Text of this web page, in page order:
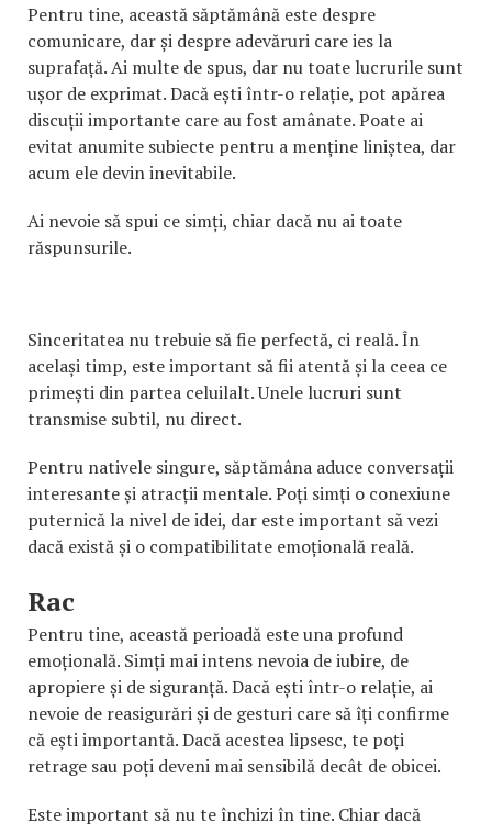
Pentru tine, această săptămână este despre
comunicare, dar și despre adevăruri care ies la
suprafață. Ai multe de spus, dar nu toate lucrurile sunt
ușor de exprimat. Dacă ești într-o relație, pot apărea
discuții importante care au fost amânate. Poate ai
evitat anumite subiecte pentru a menține liniștea, dar
acum ele devin inevitabile.
Ai nevoie să spui ce simți, chiar dacă nu ai toate
răspunsurile.
Sinceritatea nu trebuie să fie perfectă, ci reală. În
același timp, este important să fii atentă și la ceea ce
primești din partea celuilalt. Unele lucruri sunt
transmise subtil, nu direct.
Pentru nativele singure, săptămâna aduce conversații
interesante și atracții mentale. Poți simți o conexiune
puternică la nivel de idei, dar este important să vezi
dacă există și o compatibilitate emoțională reală.
Rac
Pentru tine, această perioadă este una profund
emoțională. Simți mai intens nevoia de iubire, de
apropiere și de siguranță. Dacă ești într-o relație, ai
nevoie de reasigurări și de gesturi care să îți confirme
că ești importantă. Dacă acestea lipsesc, te poți
retrage sau poți deveni mai sensibilă decât de obicei.
Este important să nu te închizi în tine. Chiar dacă